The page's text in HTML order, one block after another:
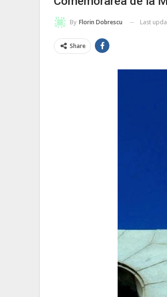
By Florin Dobrescu Last
Share